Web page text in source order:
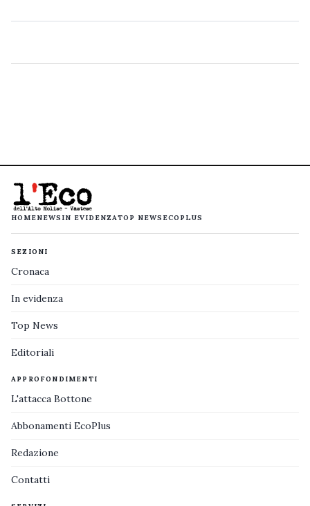
HOMENEWS IN EVIDENZATOP NEWS ECOPLUS
SEZIONI
Cronaca
In evidenza
Top News
Editoriali
APPROFONDIMENTI
L'attacca Bottone
Abbonamenti EcoPlus
Redazione
Contatti